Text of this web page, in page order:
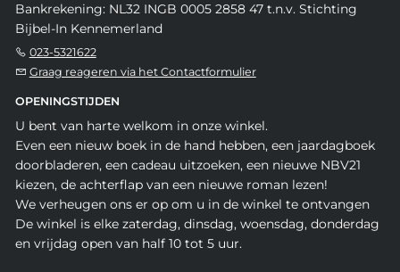
Bankrekening: NL32 INGB 0005 2858 47 t.n.v. Stichting
Bijbel-In Kennemerland
023-5321622
Graag reageren via het Contactformulier
OPENINGSTIJDEN
U bent van harte welkom in onze winkel.
Even een nieuw boek in de hand hebben, een jaardagboek
doorbladeren, een cadeau uitzoeken, een nieuwe NBV21
kiezen, de achterflap van een nieuwe roman lezen!
We verheugen ons er op om u in de winkel te ontvangen
De winkel is elke zaterdag, dinsdag, woensdag, donderdag
en vrijdag open van half 10 tot 5 uur.